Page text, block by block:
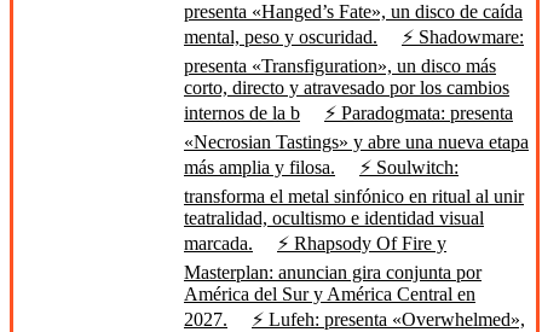
presenta «Hanged’s Fate», un disco de caída
mental, peso y oscuridad.
⚡ Shadowmare:
presenta «Transfiguration», un disco más
corto, directo y atravesado por los cambios
internos de la b
⚡ Paradogmata: presenta
«Necrosian Tastings» y abre una nueva etapa
más amplia y filosa.
⚡ Soulwitch:
transforma el metal sinfónico en ritual al unir
teatralidad, ocultismo e identidad visual
marcada.
⚡ Rhapsody Of Fire y
Masterplan: anuncian gira conjunta por
América del Sur y América Central en
2027.
⚡ Lufeh: presenta «Overwhelmed»,